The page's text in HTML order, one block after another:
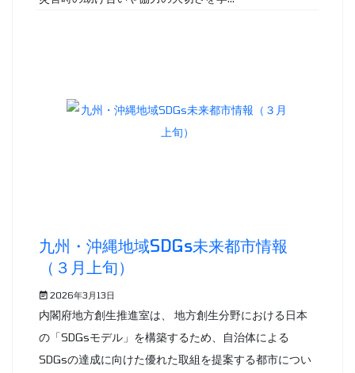
九州・沖縄地域SDGs未来都市情報
（３月上旬）
2026年3月13日
内閣府地方創生推進室は、 地方創生分野における日本
の「SDGsモデル」を構築するため、自治体による
SDGsの達成に向けた優れた取組を提案する都市につい